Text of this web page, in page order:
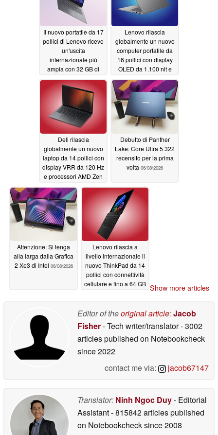
Il nuovo portatile da 17
pollici di Lenovo riceve
un'uscita
internazionale più
ampia con 32 GB di
Wildcat Lake06/09/2026
Lenovo rilascia
globalmente un nuovo
computer portatile da
16 pollici con display
OLED da 1.100 nit e
06/09/2026
Dell rilascia
globalmente un nuovo
laptop da 14 pollici con
display VRR da 120 Hz
e processori AMD Zen
06/09/2026
Debutto di Panther
Lake: Core Ultra 5 322
recensito per la prima
volta 06/08/2026
Attenzione: Si tenga
alla larga dalla Grafica
2 Xe3 di Intel 06/08/2026
Lenovo rilascia a
livello internazionale il
nuovo ThinkPad da 14
pollici con connettività
cellulare e fino a 64 GB Show more articles
Editor of theoriginal article:Jacob
Fisher- Tech writer/translator- 3002
articles published on Notebookcheck
since 2022
contact me via:
jacob67147
Translator: Ninh Ngoc Duy- Editorial
Assistant- 815842 articles published
on Notebookchecksince 2008